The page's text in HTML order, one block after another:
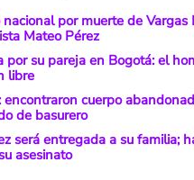
por muerte de Vargas
Mateo Pérez
por su pareja en Bogotá: el
libre
encontraron cuerpo
de basurero
será entregada a su familia;
asesinato